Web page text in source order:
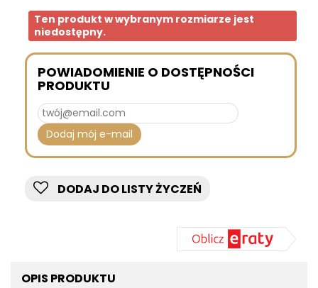
Ten produkt w wybranym rozmiarze jest
niedostępny.
POWIADOMIENIE O DOSTĘPNOŚCI
PRODUKTU
Dodaj mój e-mail
DODAJ DO LISTY ŻYCZEŃ
OPIS PRODUKTU